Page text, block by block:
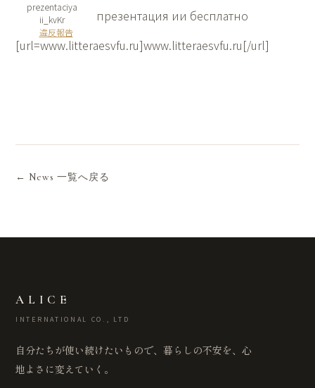
prezentaciya
ii_kvKr
違反報告
презентация ии бесплатно
[url=www.litteraesvfu.ru]www.litteraesvfu.ru[/url]
← News 一覧へ戻る
ALICE
INTERNATIONAL CO., LTD
自分たちが使い続けたいもので、暮らしの不安を、心
地よさに変えていく。